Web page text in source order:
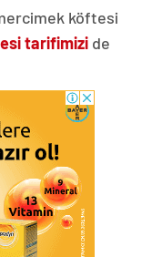
köftesi
tarifimizi de